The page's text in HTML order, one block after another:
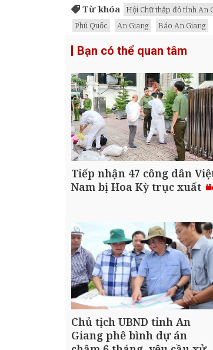
Từ khóa
Hội Chữ thập đỏ tỉnh An
Phú Quốc
An Giang Báo An Giang
Bạn có thể quan tâm
Tiếp nhận 47 công dân
Nam bị Hoa Kỳ trục xuất
Chủ tịch UBND tỉnh An
Giang phê bình dự án